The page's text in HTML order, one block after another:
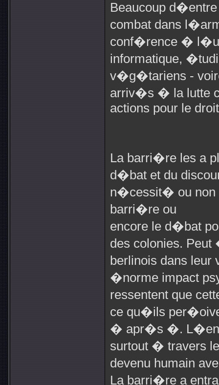
Beaucoup
combat dans
conf�rence �
informatique,
v�g�tariens -
arriv�s � la lutte
actions pour le
La barri�re les a
d�bat et du
n�cessit� ou non
barri�re ou
encore le d�bat
des colonies.
berlinois dans
�norme impact
ressentent que
ce qu�ils
� apr�s �.
surtout � travers
devenu humain
La barri�re a